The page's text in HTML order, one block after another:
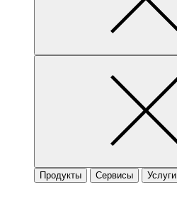
Продукты Сервисы Услуги